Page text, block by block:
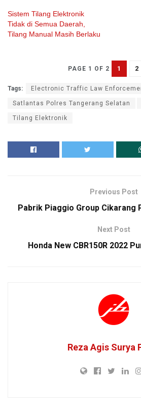
Sistem Tilang Elektronik
Tidak di Semua Daerah,
Tilang Manual Masih Berlaku
PAGE 1 OF 2 1 2
Tags: Electronic Traffic Law
Satlantas Polres Tangerang Selatan
Tilang Elektronik
Previous Post
Pabrik Piaggio Group Cikarang
Next Post
Honda New CBR150R 2022
Reza Agis Surya